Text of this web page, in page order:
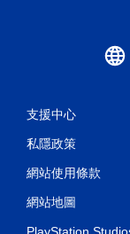
支援中心
私隱政策
網站使用條款
網站地圖
PlayStation